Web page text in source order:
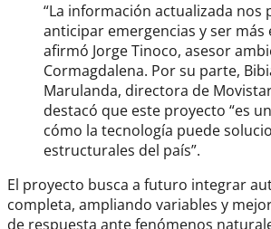
“La información actualizada nos
anticipar emergencias y ser más
afirmó Jorge Tinoco, asesor
Cormagdalena. Por su parte,
Marulanda, directora de
destacó que este proyecto “es
cómo la tecnología puede
estructurales del país”.
El proyecto busca a futuro integrar
completa, ampliando variables y
de respuesta ante fenómenos